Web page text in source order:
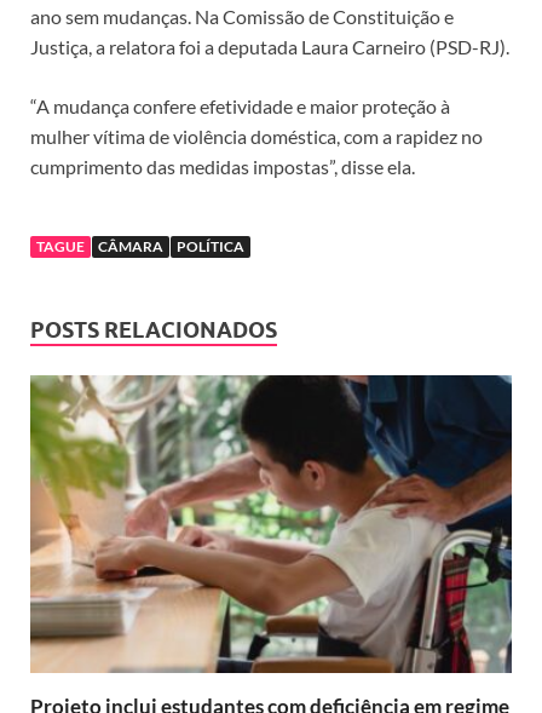
ano sem mudanças. Na Comissão de Constituição e
Justiça, a relatora foi a deputada Laura Carneiro (PSD-RJ).
“A mudança confere efetividade e maior proteção à
mulher vítima de violência doméstica, com a rapidez no
cumprimento das medidas impostas”, disse ela.
TAGUE CÂMARA POLÍTICA
POSTS RELACIONADOS
Projeto inclui estudantes com deficiência em regime